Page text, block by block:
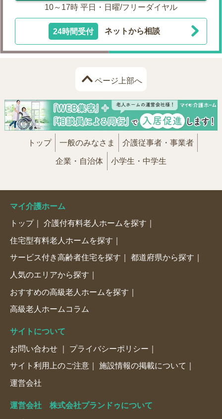
10～17時 平日・日曜/フリーダイヤル
24時間受付 ネットから相談
ページ上部へ
トップ 一般のみなさま 介護従事者・事業者
企業・自治体 小学生・中学生
マイ介護ホーム
トップ 介護付有料老人ホームを探す
住宅型有料老人ホームを探す
サービス付き高齢者住宅を探す 都道府県から探す
人気のエリアから探す
おすすめの高級老人ホームを探す
高級老人ホームコラム
サイトについて
お問い合わせ プライバシーポリシー
サイト利用上のご注意 施設情報の掲載について
運営会社
運営会社 株式会社プランドゥについて